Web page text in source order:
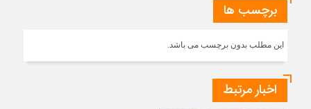
برچسب ها
این مطلب بدون برچسب می باشد.
اخبار مرتبط